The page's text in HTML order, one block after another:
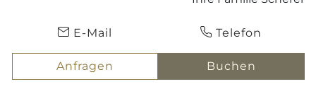
Abreise BUCHEN
E-Mail Telefon
Anfragen Buchen